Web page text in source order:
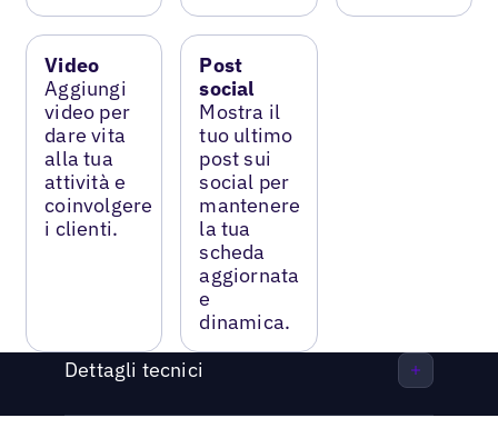
Video
Aggiungi
video per
dare vita
alla tua
attività e
coinvolgere
i clienti.
Post
social
Mostra il
tuo ultimo
post sui
social per
mantenere
la tua
scheda
aggiornata
e
dinamica.
Dettagli tecnici